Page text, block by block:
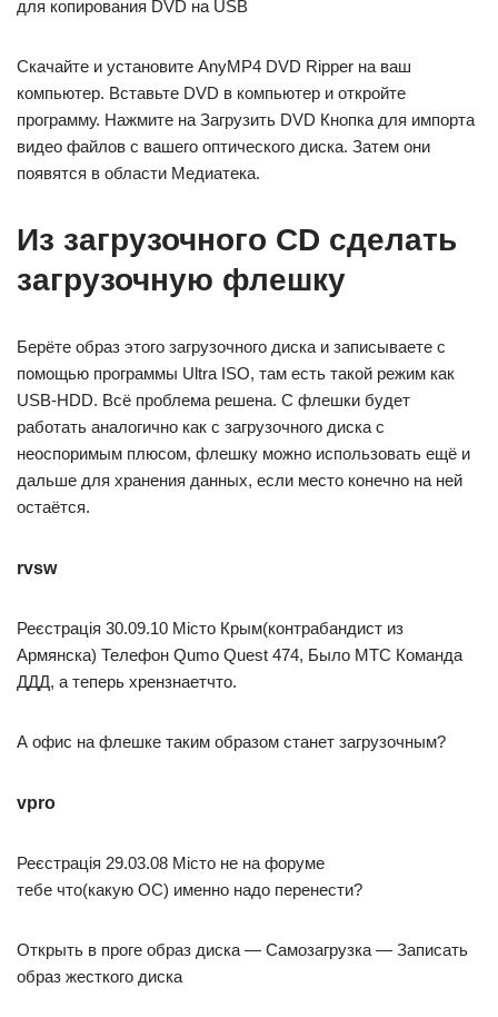
для копирования DVD на USB
Скачайте и установите AnyMP4 DVD Ripper на ваш
компьютер. Вставьте DVD в компьютер и откройте
программу. Нажмите на Загрузить DVD Кнопка для импорта
видео файлов с вашего оптического диска. Затем они
появятся в области Медиатека.
Из загрузочного CD сделать
загрузочную флешку
Берёте образ этого загрузочного диска и записываете с
помощью программы Ultra ISO, там есть такой режим как
USB-HDD. Всё проблема решена. С флешки будет
работать аналогично как с загрузочного диска с
неоспоримым плюсом, флешку можно использовать ещё и
дальше для хранения данных, если место конечно на ней
остаётся.
rvsw
Реєстрація 30.09.10 Місто Крым(контрабандист из
Армянска) Телефон Qumo Quest 474, Было МТС Команда
ДДД, а теперь хрензнаетчто.
А офис на флешке таким образом станет загрузочным?
vpro
Реєстрація 29.03.08 Місто не на форуме
тебе что(какую ОС) именно надо перенести?
Открыть в проге образ диска — Самозагрузка — Записать
образ жесткого диска